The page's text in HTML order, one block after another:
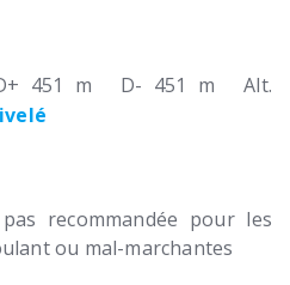
451 m D- 451 m
Alt.
recommandée pour les
ou mal-marchantes